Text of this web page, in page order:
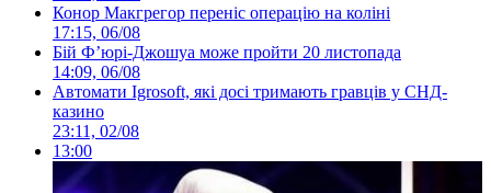
Конор Макгрегор переніс операцію на коліні
17:15, 06/08
Бій Ф’юрі-Джошуа може пройти 20 листопада
14:09, 06/08
Автомати Igrosoft, які досі тримають гравців у СНД-
казино
23:11, 02/08
13:00